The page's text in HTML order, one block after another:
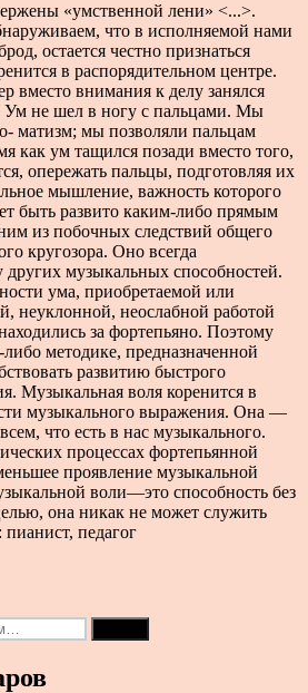
«умственной лени» <...>.
что в исполняемой нами
остается честно признаться
в распорядительном центре.
вместо внимания к делу занялся
Ум не шел в ногу с пальцами. Мы
матизм; мы позволяли пальцам
как ум тащился позади вместо того,
опережать пальцы, подготовляя их
мышление, важность которого
быть развито каким-либо прямым
из побочных следствий общего
кругозора. Оно всегда
музыкальных способностей.
ума, приобретаемой или
неуклонной, неослабной работой
за фортепьяно. Поэтому
методике, предназначенной
развитию быстрого
Музыкальная воля коренится в
музыкального выражения. Она —
что есть в нас музыкального.
процессах фортепьянной
проявление музыкальной
воли—это способность без
она никак не может служить
педагог